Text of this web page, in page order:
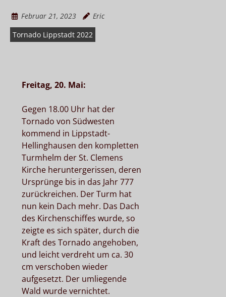
Februar 21, 2023
Eric
Tornado Lippstadt 2022
Freitag, 20. Mai:
Gegen 18.00 Uhr hat der
Tornado von Südwesten
kommend in Lippstadt-
Hellinghausen den kompletten
Turmhelm der St. Clemens
Kirche heruntergerissen, deren
Ursprünge bis in das Jahr 777
zurückreichen. Der Turm hat
nun kein Dach mehr. Das Dach
des Kirchenschiffes wurde, so
zeigte es sich später, durch die
Kraft des Tornado angehoben,
und leicht verdreht um ca. 30
cm verschoben wieder
aufgesetzt. Der umliegende
Wald wurde vernichtet.